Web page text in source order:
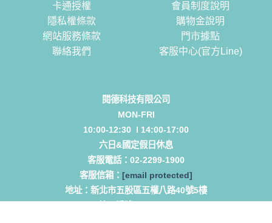
卡通授權
隱私權條款
網站服務條款
聯絡我們
會員制度說明
購物金說明
門市據點
客服中心(官方Line)
閱德科技有限公司
MON-FRI
10:00-12:30 l 14:00-17:00
六日&國定假日休息
客服電話： 02-2299-1900
客服信箱： [email protected]
地址： 新北市五股區五權八路40號5樓